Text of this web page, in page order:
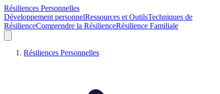
Résiliences Personnelles
Développement personnelRessources et OutilsTechniques de
RésilienceComprendre la RésilienceRésilience Familiale
Résiliences Personnelles